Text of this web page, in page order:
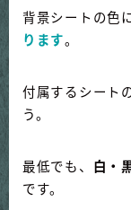
背景シートの色
ります。
付属するシート
う。
最低でも、 白・
です。